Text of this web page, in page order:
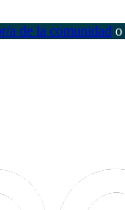
a de la comunidad o